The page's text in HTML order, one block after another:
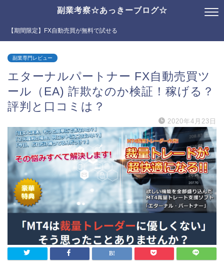
副業考察☆あっきーブログ☆
【期間限定】FX自動売買が無料で試せる
副業専門レビュー
エターナルパートナー FX自動売買ツ
ール（EA) 詐欺なのか検証！稼げる？
評判と口コミは？
2020年4月23日